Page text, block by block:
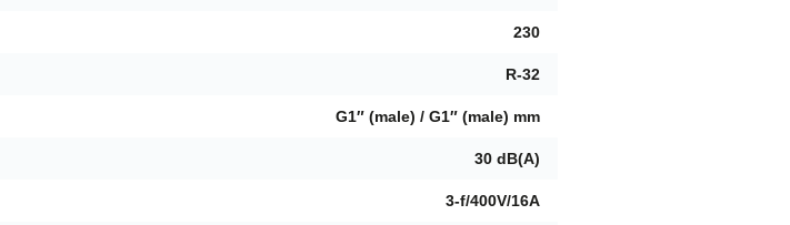
230
R-32
G1″ (male) / G1″ (male) mm
30 dB(A)
3-f/400V/16A